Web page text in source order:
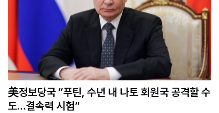
폭염 속 가뭄에 유럽 경제 위기…‘물류 대동맥’ 라
인강 수위 사상 최저